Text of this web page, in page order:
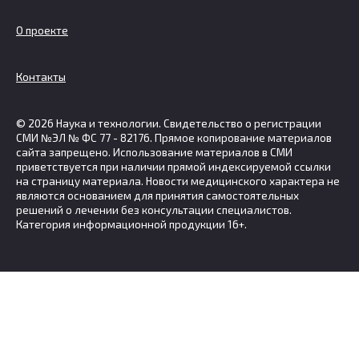
О проекте
Контакты
© 2026 Наука и технологии. Свидетельство о регистрации
СМИ №ЭЛ № ФС 77 - 82176. Прямое копирование материалов
сайта запрещено. Использование материалов в СМИ
приветствуется при наличии прямой индексируемой ссылки
на страницу материала. Новости медицинского характера не
являются основанием для принятия самостоятельных
решений о лечении без консультации специалистов.
Категория информационной продукции 16+.